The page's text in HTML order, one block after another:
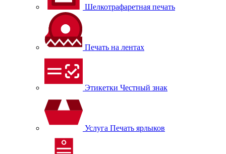
Шелкотрафаретная печать
Печать на лентах
Этикетки Честный знак
Услуга Печать ярлыков